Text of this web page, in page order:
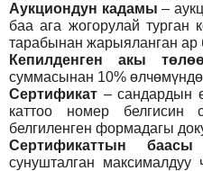
Аукциондун кадамы –
баа ага жогорулай
тарабынан жарыяланган ар
Кепилденген акы
суммасынан 10%
Сертификат – сандардын
каттоо номер белгисин
белгиленген формадагы
Сертификаттын баасы
сунушталган